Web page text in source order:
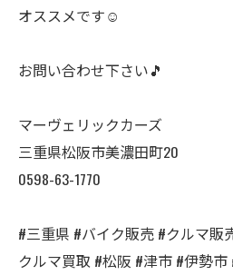
オススメです☺️
お問い合わせ下さい🎵
マーヴェリックカーズ
三重県松阪市美濃田町20
0598-63-1770
#三重県 #バイク販売 #クルマ販
クルマ買取 #松阪 #津市 #伊勢